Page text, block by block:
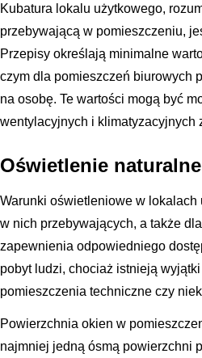
Kubatura lokalu użytkowego,
przebywającą w pomieszczeniu,
Przepisy określają minimalne
czym dla pomieszczeń biurowych
na osobę. Te wartości mogą być
wentylacyjnych i
Oświetlenie
Warunki oświetleniowe w
w nich przebywających, a także
zapewnienia odpowiedniego
pobyt ludzi, chociaż istnieją
pomieszczenia techniczne czy
Powierzchnia okien w
najmniej jedną ósmą powierzchni